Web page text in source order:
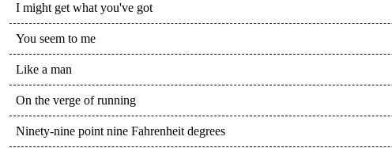
I might get what you've got
You seem to me
Like a man
On the verge of running
Ninety-nine point nine Fahrenheit degrees